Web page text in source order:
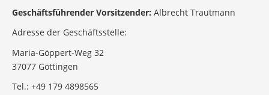
Geschäftsführender Vorsitzender: Albrecht Trautmann
Adresse der Geschäftsstelle:
Maria-Göppert-Weg 32
37077 Göttingen
Tel.: +49 179 4898565